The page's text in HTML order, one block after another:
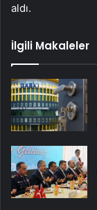
aldı.
İlgili Makaleler